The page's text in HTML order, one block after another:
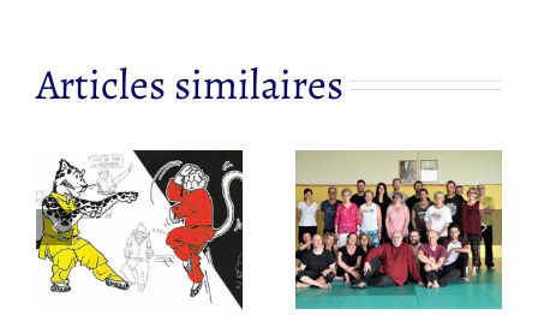
Articles similaires
Nouveau site
pour l’asso
« Bien-être,
Respiration
Couteaux
Papillons
Cantonnais
– Hu Die